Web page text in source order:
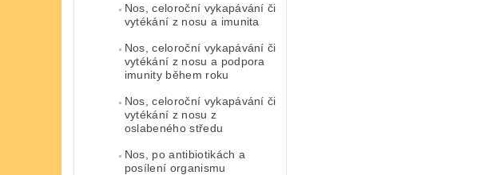
Nos, celoroční vykapávání či
vytékání z nosu a imunita
Nos, celoroční vykapávání či
vytékání z nosu a podpora
imunity během roku
Nos, celoroční vykapávání či
vytékání z nosu z
oslabeného středu
Nos, po antibiotikách a
posílení organismu